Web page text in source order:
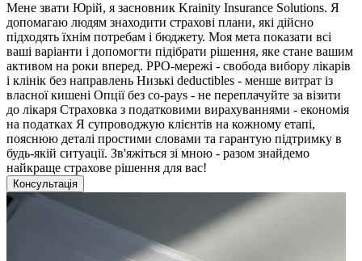
Мене звати Юрій, я засновник Krainity Insurance Solutions. Я
допомагаю людям знаходити страхові плани, які дійсно
підходять їхнім потребам і бюджету. Моя мета показати всі
ваші варіанти і допомогти підібрати рішення, яке стане вашим
активом на роки вперед. PPO-мережі - свобода вибору лікарів
і клінік без направлень Низькі deductibles - менше витрат із
власної кишені Опції без co-pays - не переплачуйте за візити
до лікаря Страховка з податковими вирахуваннями - економія
на податках Я супроводжую клієнтів на кожному етапі,
пояснюю деталі простими словами та гарантую підтримку в
будь-якій ситуації. Зв'яжіться зі мною - разом знайдемо
найкраще страхове рішення для вас!
Консультація